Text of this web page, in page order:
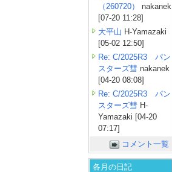
（260720）
nakanek
[07-20 11:28]
大平山 H-Yamazaki
[05-02 12:50]
Re: C/2025R3 パン
スターズ彗 nakanek
[04-20 08:08]
Re: C/2025R3 パン
スターズ彗 H-
Yamazaki [04-20
07:17]
コメント一覧
各月の日記